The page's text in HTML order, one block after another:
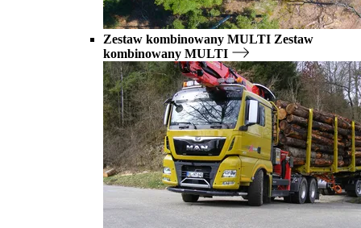
Zestaw kombinowany MULTI Zestaw
kombinowany MULTI